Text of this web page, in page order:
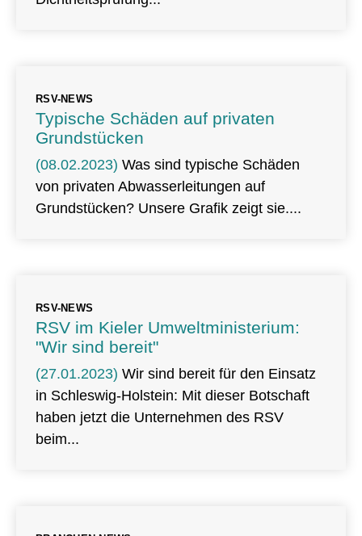
RSV-NEWS
Typische Schäden auf privaten
Grundstücken
(08.02.2023) Was sind typische Schäden
von privaten Abwasserleitungen auf
Grundstücken? Unsere Grafik zeigt sie.
RSV-NEWS
RSV im Kieler Umweltministerium:
"Wir sind bereit"
(27.01.2023) Wir sind bereit für den Einsatz
in Schleswig-Holstein: Mit dieser Botschaft
haben jetzt die Unternehmen des RSV
beim